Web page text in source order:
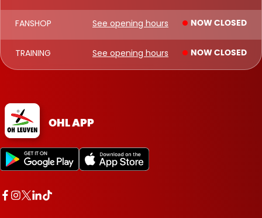
FANSHOP See opening hours NOW CLOSED
TRAINING See opening hours NOW CLOSED
OHL APP